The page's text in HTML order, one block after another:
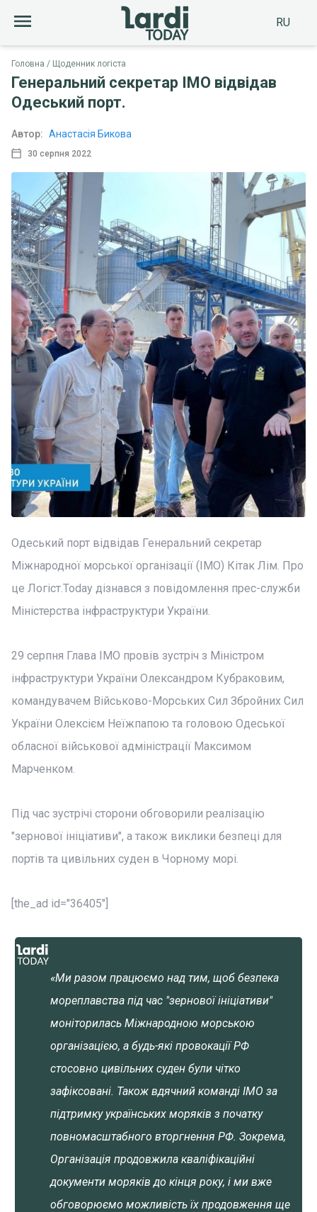
RU
Головна Щоденник логіста
Генеральний секретар IMO відвідав
Одеський порт.
30 серпня 2022
Автор: Анастасія Бикова
Одеський порт відвідав Генеральний секретар
Міжнародної морської організації (IMO) Кітак Лім. Про
це Логіст.Today дізнався з повідомлення прес-служби
Міністерства інфраструктури України.
29 серпня Глава IMO провів зустріч з Міністром
інфраструктури України Олександром Кубраковим,
командувачем Військово-Морських Сил Збройних Сил
України Олексієм Неїжпапою та головою Одеської
обласної військової адміністрації Максимом
Марченком.
Під час зустрічі сторони обговорили реалізацію
"зернової ініціативи", а також виклики безпеці для
портів та цивільних суден в Чорному морі.
[the_ad id="36405"]
«Ми разом працюємо над тим, щоб безпека
мореплавства під час "зернової ініціативи"
моніторилась Міжнародною морською
організацією, а будь-які провокації РФ
стосовно цивільних суден були чітко
зафіксовані. Також вдячний команді IMO за
підтримку українських моряків з початку
повномасштабного вторгнення РФ. Зокрема,
Організація продовжила кваліфікаційні
документи моряків до кінця року, і ми вже
обговорюємо можливість їх продовження ще